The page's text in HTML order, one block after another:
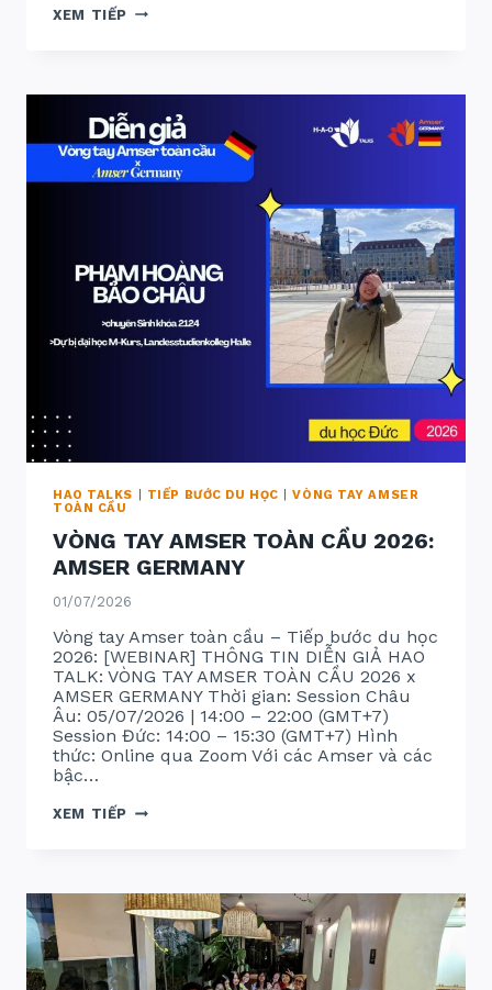
XEM TIẾP VÒNG
UK
HAO TALKS TIẾP BƯỚC DU HỌC |VÒNG TAY AMSER
TOÀN CẦU
VÒNG TAY AMSER TOÀN CẦU 2026:
AMSER GERMANY
01/07/2026
Vòng tay Amser toàn cầu – Tiếp bước du học
2026: [WEBINAR] THÔNG TIN DIỄN GIẢ HAO
TALK: VÒNG TAY AMSER TOÀN CẦU 2026 x
AMSER GERMANY Thời gian: Session Châu
Âu: 05/07/2026 | 14:00 – 22:00 (GMT+7)
Session Đức: 14:00 – 15:30 (GMT+7) Hình
thức: Online qua Zoom Với các Amser và các
bậc…
XEM TIẾP VÒNG
AMSER
GERMANY